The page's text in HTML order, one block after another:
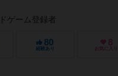
ゲーム登録者
80
経験あり
8
お気に入り